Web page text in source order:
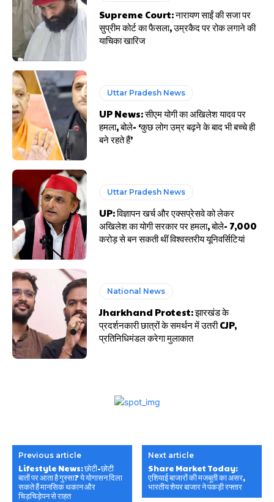
Supreme Court: नारायण साईं की सजा पर
सुप्रीम कोर्ट का फैसला, उम्रकैद पर रोक लगाने की
याचिका खारिज
Uttar Pradesh News
UP News: सीएम योगी का अखिलेश यादव पर
हमला, बोले- ‘कुछ लोग उम्र बढ़ने के बाद भी बच्चे ही
बने रहते हैं’
Uttar Pradesh News
UP: विज्ञापन खर्च और एक्सप्रेसवे को लेकर
अखिलेश का योगी सरकार पर हमला, बोले- 7,000
करोड़ से बन सकती थीं विश्वस्तरीय यूनिवर्सिटियां
National News
Jharkhand Protest: झारखंड के
प्रदर्शनकारी छात्रों के समर्थन में उतरी CJP,
प्रतिनिधिमंडल करेगा मुलाकात
Previous article
Lifestyle News: छोटी-छोटी
बातों पर आता है गुस्सा? ये योगासन दिला
सकते हैं मानसिक थकान और
चिड़चिड़ेपन से राहत
Next article
Share Market Today:
एशियाई बाजारों की मजबूती का असर,
भारतीय शेयर बाजार ने पकड़ी रफ्तार